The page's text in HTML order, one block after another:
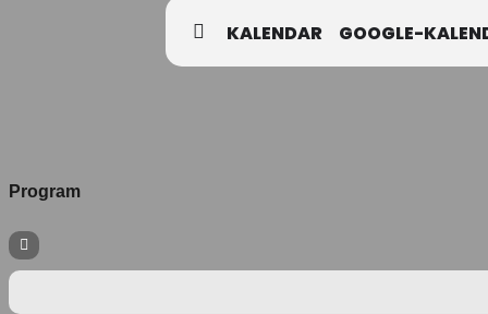
KALENDAR GOOGLE-
Program